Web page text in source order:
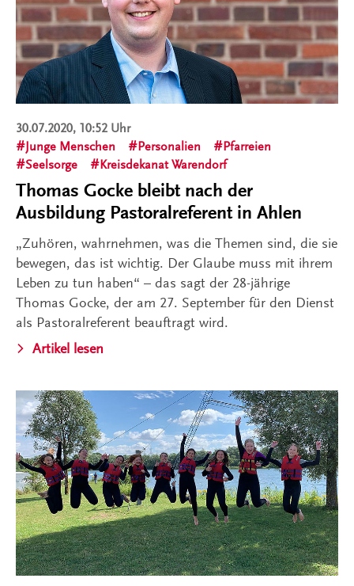
30.07.2020, 10:52 Uhr
Junge Menschen
Personalien
Pfarreien
Seelsorge
Kreisdekanat Warendorf
Thomas Gocke bleibt nach der
Ausbildung Pastoralreferent in Ahlen
„Zuhören, wahrnehmen, was die Themen sind, die sie
bewegen, das ist wichtig. Der Glaube muss mit ihrem
Leben zu tun haben“ – das sagt der 28-jährige
Thomas Gocke, der am 27. September für den Dienst
als Pastoralreferent beauftragt wird.
Artikel lesen